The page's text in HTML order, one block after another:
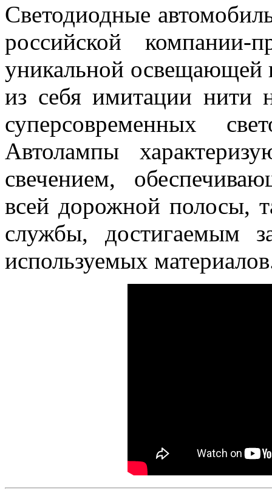
Светодиодные
российской компании-
уникальной освещающей
из себя имитации нити
суперсовременных
Автолампы
свечением,
всей дорожной полосы,
службы, достигаемым
используемых